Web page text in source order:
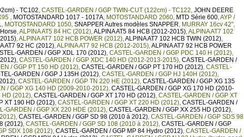
- TC102, CASTEL-GARDEN / GGP TWIN-CUT (122cm) - TC122, JOHN DEERE
, MOTOSTANDARD 1017 - 1017A, MOTOSTANDARD 2060, MTD Série 600,AYP /
, MOTOSTANDARD 1050, SNAPPER Autres modèles SNAPPER, MURRAY 16cv 42",
,ALPINA AT5 84 HC (2012),ALPINA AT5 84 HCB (2012-2015),ALPINA AT7 102
,ALPINA AT7 102 HCB POWER (2012),ALPINA AT7 102 HCB TWIN (2012),
AT7 92 HC (2012),ALPINA AT7 92 HCB (2012-2015),ALPINA AT7 92 HCB POWER
GARDEN / GGP XDL 170 (2012), CASTEL-GARDEN / GGP PDC 140 H (2012),
, CASTEL-GARDEN / GGP XDC 140 HD (2012-2013-2015), CASTEL-GARDEN /
/ GGP PT 150 HD (2012), CASTEL-GARDEN / GGP PT 170 HD (2012), CASTEL-
GARDEN / GGP J 135H (2012), CASTEL-GARDEN / GGP HJ 140H (2012),
, CASTEL-GARDEN / GGP TN 220 HE (2012), CASTEL-GARDEN / GGP XG 135
/ GGP XG 140 HD (2009-2010-2012), CASTEL-GARDEN / GGP XG 170 HD (2010-
HD (2012), CASTEL-GARDEN / GGP XT 170 HD (2012), CASTEL-GARDEN / GGP XT
XT 190 HD (2012), CASTEL-GARDEN / GGP XT 220 HD (2012), CASTEL-GARDEN /
GARDEN / GGP XX 220 HDE (2012), CASTEL-GARDEN / GGP XX 255 HD (2012),
, CASTEL-GARDEN / GGP SD 98 (2010 à 2012), CASTEL-GARDEN / GGP SDS 98
(2012), CASTEL-GARDEN / GGP SD 108 (2010 à 2012), CASTEL-GARDEN / GGP
SDX 108 (2012), CASTEL-GARDEN / GGP MP 84 Hydro (2012), CASTEL-GARDEN /